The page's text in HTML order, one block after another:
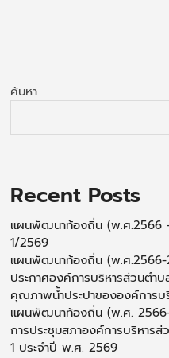
ค้นหา
Recent Posts
แผนพัฒนาท้องถิ่น (พ.ศ.2566
1/2569
แผนพัฒนาท้องถิ่น (พ.ศ.2566-
ประกาศองค์การบริหารส่วนตำ
คุณภาพน้ำประปาขององค์การบ
แผนพัฒนาท้องถิ่น (พ.ศ.
การประชุมสภาองค์การบริหาร
1 ประจำปี พ.ศ. 2569